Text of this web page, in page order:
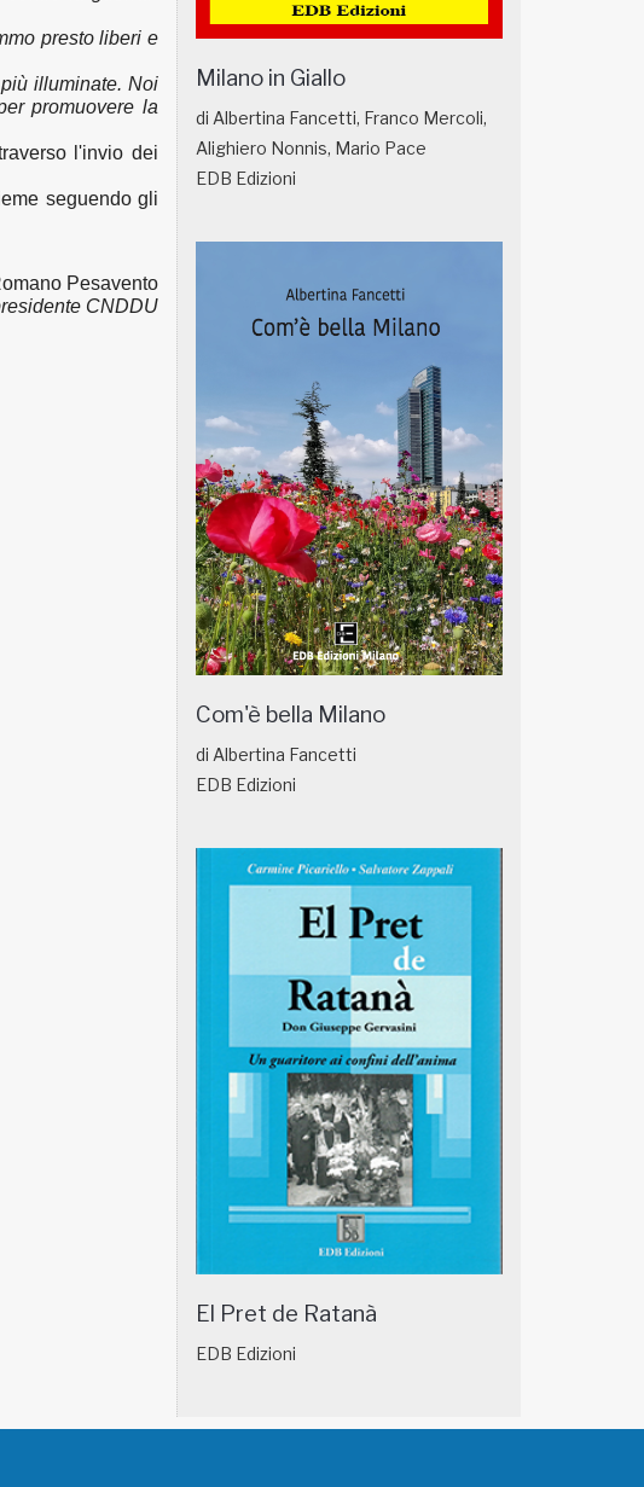
presto liberi e
illuminate. Noi
promuovere la
l'invio dei
seguendo gli
Pesavento
CNDDU
Milano in Giallo
di Albertina Fancetti, Franco Mercoli,
Alighiero Nonnis, Mario Pace
EDB Edizioni
Com'è bella Milano
di Albertina Fancetti
EDB Edizioni
El Pret de Ratanà
EDB Edizioni